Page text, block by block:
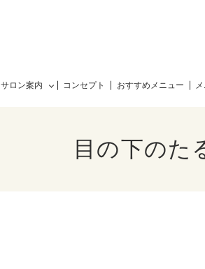
サロン案内 コンセプト おすすめメニュー
目の下のた